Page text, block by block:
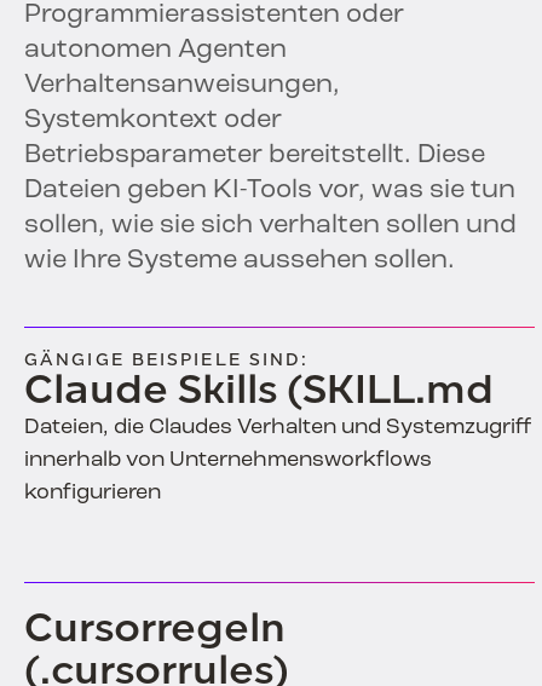
Programmierassistenten oder
autonomen Agenten
Verhaltensanweisungen,
Systemkontext oder
Betriebsparameter bereitstellt. Diese
Dateien geben KI-Tools vor, was sie tun
sollen, wie sie sich verhalten sollen und
wie Ihre Systeme aussehen sollen.
GÄNGIGE BEISPIELE SIND:
Claude Skills (SKILL.md
Dateien, die Claudes Verhalten und Systemzugriff
innerhalb von Unternehmensworkflows
konfigurieren
Cursorregeln
(.cursorrules)